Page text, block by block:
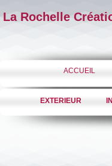
La Rochelle
ACCUEIL
EXTERIEUR